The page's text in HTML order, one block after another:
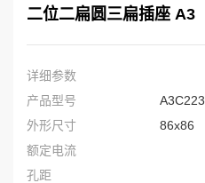
二位二扁圆三扁插座 A3
详细参数
产品型号
A3C223
外形尺寸
86x86
额定电流
孔距